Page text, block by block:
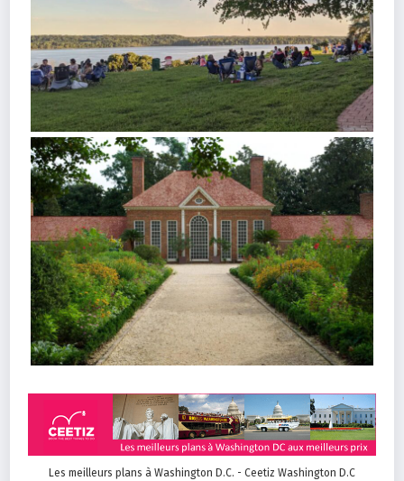
Les meilleurs plans à Washington D.C. - Ceetiz Washington D.C